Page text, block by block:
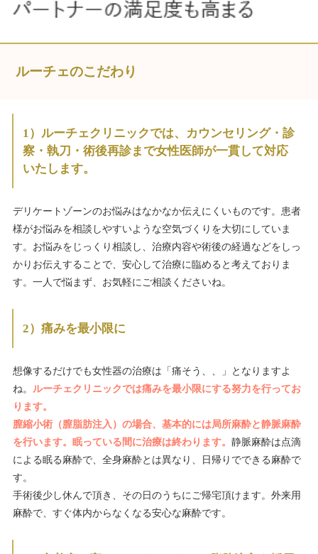
ルーチェのこだわり
1）ルーチェクリニックでは、カウンセリング・診
察・執刀・術後再診まで女性医師が一貫して対応
いたします。
デリケートゾーンのお悩みはなかなか伝えにくいものです。患者
様がお悩みを相談しやすいような空気づくりを大切にしていま
す。お悩みをじっくり相談し、治療内容や術後の経過などをしっ
かりお伝えすることで、安心して治療に臨めると考えておりま
す。一人で悩まず、お気軽にご相談くださいね。
2）痛みを最小限に
想像するだけでも女性器の治療は「痛そう、、」となりますよ
ね。 ルーチェクリニックでは痛みを最小限にする努力を行ってお
ります。
膣縮小術（膣脂肪注入）の場合、基本的には局所麻酔と静脈麻酔
を行います。眠っている間に治療は終わります。 静脈麻酔は点滴
による眠る麻酔で、全身麻酔とは異なり、日帰りでできる麻酔で
す。
手術後少し休んで頂き、その日のうちにご帰宅頂けます。外来用
麻酔で、すぐ体内からなくなる安心な麻酔です。